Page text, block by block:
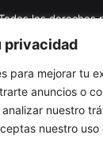
privacidad
para mejorar tu
anuncios o
nuestro
nuestro uso
los
SAS BICNit
Variedades
Caricaturas
Facebook